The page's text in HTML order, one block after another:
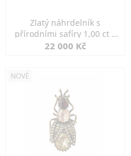
Zlatý náhrdelník s
přírodními safíry 1,00 ct a
diamanty
22 000 Kč
NOVÉ